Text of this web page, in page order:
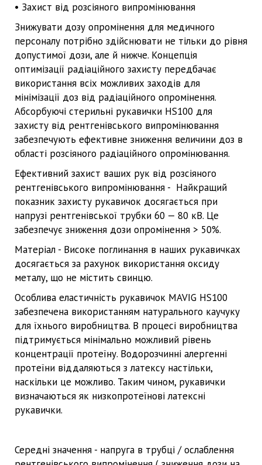
• Захист від розсіяного випромінювання
Знижувати дозу опромінення для медичного
персоналу потрібно здійснювати не тільки до рівня
допустимої дози, але й нижче. Концепція
оптимізації радіаційного захисту передбачає
використання всіх можливих заходів для
мінімізації доз від радіаційного опромінення.
Абсорбуючі стерильні рукавички HS100 для
захисту від рентгенівського випромінювання
забезпечують ефективне зниження величини доз в
області розсіяного радіаційного опромінювання.
Ефективний захист ваших рук від розсіяного
рентгенівського випромінювання - Найкращий
показник захисту рукавичок досягається при
напрузі рентгенівської трубки 60 — 80 кВ. Це
забезпечує зниження дози опромінення > 50%.
Матеріал - Високе поглинання в наших рукавичках
досягається за рахунок використання оксиду
металу, що не містить свинцю.
Особлива еластичність рукавичок MAVIG HS100
забезпечена використанням натурального каучуку
для їхнього виробництва. В процесі виробництва
підтримується мінімально можливий рівень
концентрації протеїну. Водорозчинні алергенні
протеїни віддаляються з латексу настільки,
наскільки це можливо. Таким чином, рукавички
визначаються як низкопротеїнові латексні
рукавички.
Середні значення - напруга в трубці / ослаблення